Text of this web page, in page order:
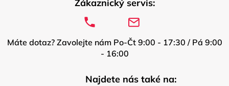
Zákaznický servis:
Máte dotaz? Zavolejte nám Po-Čt 9:00 - 17:30 / Pá 9:00
- 16:00
Najdete nás také na: